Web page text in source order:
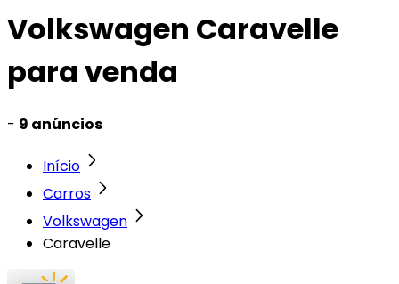
Volkswagen Caravelle
para venda
- 9 anúncios
Início
Carros
Volkswagen
Caravelle